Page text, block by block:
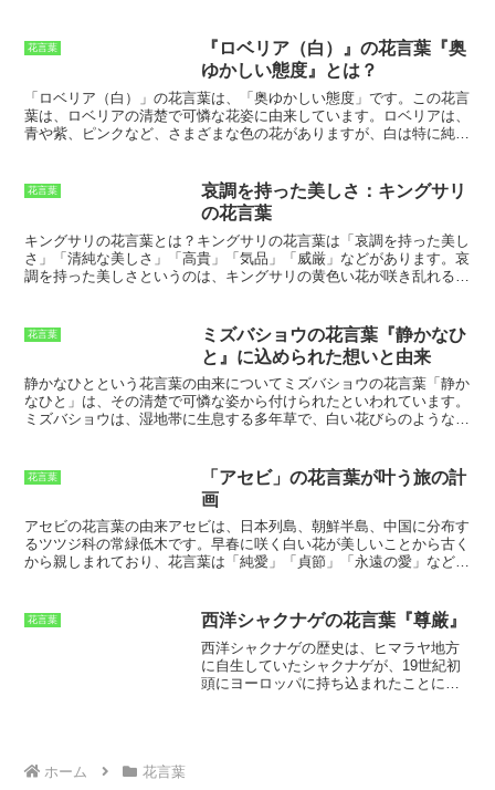
す。花色は黄色、オレンジ色、赤色、紫色などがあり、花弁には斑点
や縞模様が入るものもあります。花弁の縁が波打つように波打つ品種
も多く、花姿が美しく観賞価値が高いです。ヘメロカリスの美しい
花々は、公園や庭先を彩り、多くの人々に愛されています。
花言葉
『ロベリア（白）』の花言葉『奥
ゆかしい態度』とは？
「ロベリア（白）」の花言葉は、「奥ゆかしい態度」です。この花言
葉は、ロベリアの清楚で可憐な花姿に由来しています。ロベリアは、
青や紫、ピンクなど、さまざまな色の花がありますが、 白は特に純粋
から、「奥ゆかしい態度」という花言葉がつけられたと考えられま
す。「奥ゆかしい態度」とは、控えめで慎み深く、他人を立てること
のことです。これは、日本人に古くから受け継がれ
てきた美徳の一つであり、今もなお多くの人々に愛されています。
「ロベリア（白）」の花言葉である「奥ゆかしい態度」は、 そんな日
本人の美徳を象徴する花言葉 といえるでしょう。
花言葉
哀調を持った美しさ：キングサリ
の花言葉
キングサリの花言葉とは？ キングサリの花言葉は「哀調を持った美し
さ」「清純な美しさ」「高貴」「気品」「威厳」などがあります。哀
調を持った美しさというのは、キングサリの黄色い花が咲き乱れる
純な美しさ」「高貴」「気品」「威厳」という花言葉がつけられまし
た。
花言葉
ミズバショウの花言葉『静かなひ
と』に込められた想いと由来
静かなひとという花言葉の由来について ミズバショウの花言葉「静か
なひと」は、その清楚で可憐な姿から付けられたといわれています。
ミズバショウは、湿地帯に生息する多年草で、白い花びらのような部
その清々しい香りは多くの人々を魅了します。また、ミズバショウ
は、その白い花びらが雪のように見えることから、「雪華」とも呼ば
れています。雪華は、古来より縁起の良いものとされており、ミズバ
ショウもまた、幸運をもたらす花として親しまれてきました。そし
て、ミズバショウは、その清楚な姿と縁起の良い花言葉から、贈り物
としても人気があります。
花言葉
「アセビ」の花言葉が叶う旅の計
画
アセビの花言葉の由来アセビは、日本列島、朝鮮半島、中国に分布す
るツツジ科の常緑低木です。早春に咲く白い花が美しいことから古く
から親しまれており、花言葉は「純愛」「貞節」「永遠の愛」などで
た。アセビは、神々の王ゼウスに恋をしていましたが、ゼウスはアセ
ビの愛を受け入れることができませんでした。悲しみに暮れたアセビ
は、命を絶ってしまいます。ゼウスはアセビの死を悼んで、彼女を美
しい花に変えました。これがアセビの花言葉の由来です。アセビの花
言葉は、その可憐な花姿にぴったりです。早春に咲く白い花は、純粋
花言葉 西洋シャクナゲの花言葉『尊厳』
西洋シャクナゲの歴史 は、ヒマラヤ地方
に自生していたシャクナゲが、19世紀初
頭にヨーロッパに持ち込まれたことに始
ホーム 花言葉